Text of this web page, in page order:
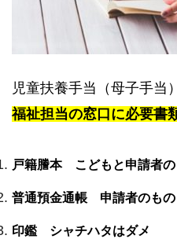
児童扶養手当（母子手当
福祉担当の窓口に必要書
戸籍謄本 こどもと申請者
普通預金通帳 申請者のもの
印鑑 シャチハタはダメ